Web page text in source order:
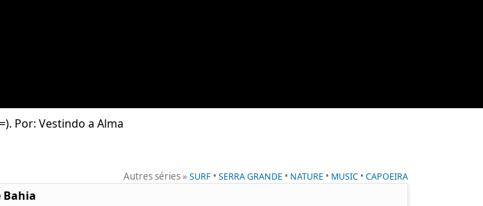
Por: Vestindo a Alma
Autres séries »SURF •SERRA GRANDE • NATURE • MUSIC •CAPOEIRA
Bahia